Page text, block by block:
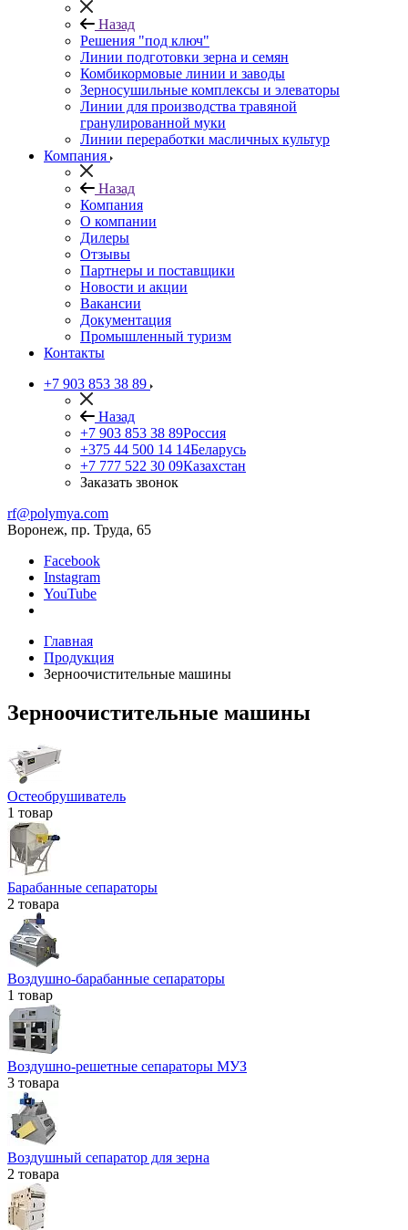
Назад
Решения "под ключ"
Линии подготовки зерна и семян
Комбикормовые линии и заводы
Зерносушильные комплексы и элеваторы
Линии для производства травяной
гранулированной муки
Линии переработки масличных культур
Компания
Назад
Компания
О компании
Дилеры
Отзывы
Партнеры и поставщики
Новости и акции
Вакансии
Документация
Промышленный туризм
Контакты
+7 903 853 38 89
Назад
+7 903 853 38 89Россия
+375 44 500 14 14Беларусь
+7 777 522 30 09Казахстан
Заказать звонок
rf@polymya.com
Воронеж, пр. Труда, 65
Facebook
Instagram
YouTube
Главная
Продукция
Зерноочистительные машины
Зерноочистительные машины
Остеобрушиватель
1 товар
Барабанные сепараторы
2 товара
Воздушно-барабанные сепараторы
1 товар
Воздушно-решетные сепараторы МУЗ
3 товара
Воздушный сепаратор для зерна
2 товара